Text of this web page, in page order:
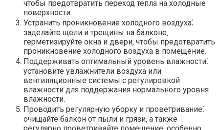
чтобы предотвратить переход тепла на холодные
поверхности.
Устранить проникновение холодного воздуха⁚
заделайте щели и трещины на балконе‚
герметизируйте окна и двери‚ чтобы предотвратить
проникновение холодного воздуха в помещение.​
Поддерживать оптимальный уровень влажности⁚
установите увлажнители воздуха или
вентиляционные системы с регулировкой
влажности для поддержания нормального уровня
влажности.​
Проводить регулярную уборку и проветривание⁚
очищайте балкон от пыли и грязи‚ а также